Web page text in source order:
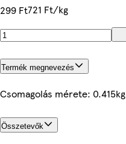
299 Ft721 Ft/kg
Termék megnevezés
Csomagolás mérete: 0.415kg
Összetevők